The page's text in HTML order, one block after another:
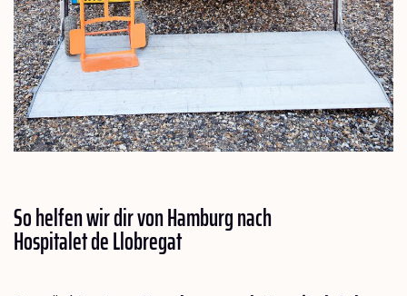
So helfen wir dir von Hamburg nach
Hospitalet de Llobregat